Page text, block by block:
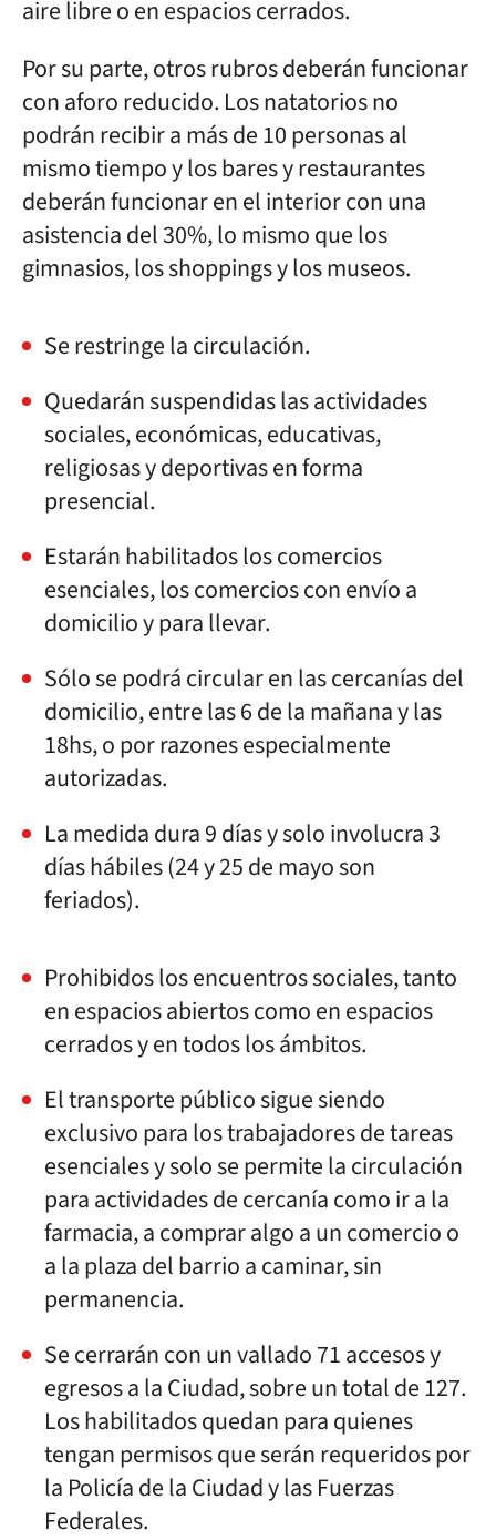
aire libre o en espacios cerrados.
Por su parte, otros rubros deberán funcionar
con aforo reducido. Los natatorios no
podrán recibir a más de 10 personas al
mismo tiempo y los bares y restaurantes
deberán funcionar en el interior con una
asistencia del 30%, lo mismo que los
gimnasios, los shoppings y los museos.
Se restringe la circulación.
Quedarán suspendidas las actividades
sociales, económicas, educativas,
religiosas y deportivas en forma
presencial.
Estarán habilitados los comercios
esenciales, los comercios con envío a
domicilio y para llevar.
Sólo se podrá circular en las cercanías del
domicilio, entre las 6 de la mañana y las
18hs, o por razones especialmente
autorizadas.
La medida dura 9 días y solo involucra 3
días hábiles (24 y 25 de mayo son
feriados).
Prohibidos los encuentros sociales, tanto
en espacios abiertos como en espacios
cerrados y en todos los ámbitos.
El transporte público sigue siendo
exclusivo para los trabajadores de tareas
esenciales y solo se permite la circulación
para actividades de cercanía como ir a la
farmacia, a comprar algo a un comercio o
a la plaza del barrio a caminar, sin
permanencia.
Se cerrarán con un vallado 71 accesos y
egresos a la Ciudad, sobre un total de 127.
Los habilitados quedan para quienes
tengan permisos que serán requeridos por
la Policía de la Ciudad y las Fuerzas
Federales.